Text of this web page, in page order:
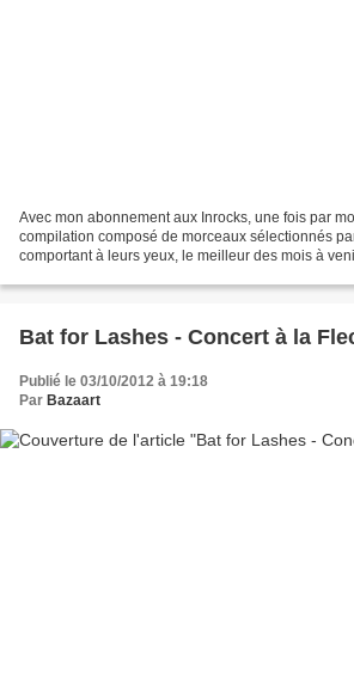
Avec mon abonnement aux Inrocks, une fois par
compilation composé de morceaux sélectionnés
comportant à leurs yeux, le meilleur des mois à
Bat for Lashes - Concert à la
Publié le 03/10/2012 à 19:18
Par Bazaart